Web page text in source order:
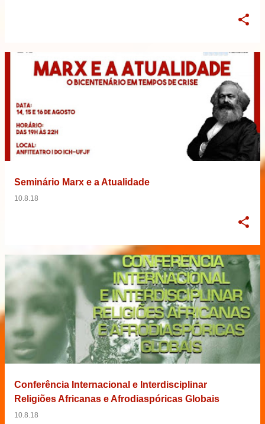
Seminário Marx e a Atualidade
10.8.18
Conferência Internacional e Interdisciplinar
Religiões Africanas e Afrodiaspóricas Globais
10.8.18